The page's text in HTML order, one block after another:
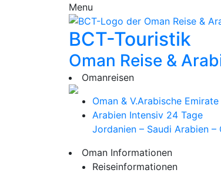
Menu
BCT-Touristik
Oman Reise &
Omanreisen
Oman & V.Arabische Emirate
Arabien Intensiv 24 Tage
Jordanien – Saudi Arabien –
Oman Informationen
Reiseinformationen